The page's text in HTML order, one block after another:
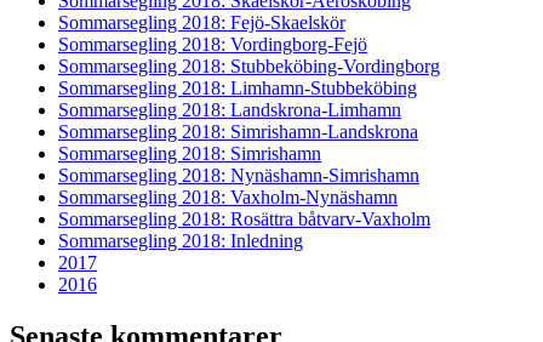
Sommarsegling 2018: Fejö-Skaelskör
Sommarsegling 2018: Vordingborg-Fejö
Sommarsegling 2018: Stubbeköbing-Vordingborg
Sommarsegling 2018: Limhamn-Stubbeköbing
Sommarsegling 2018: Landskrona-Limhamn
Sommarsegling 2018: Simrishamn-Landskrona
Sommarsegling 2018: Simrishamn
Sommarsegling 2018: Nynäshamn-Simrishamn
Sommarsegling 2018: Vaxholm-Nynäshamn
Sommarsegling 2018: Rosättra båtvarv-Vaxholm
Sommarsegling 2018: Inledning
2017
2016